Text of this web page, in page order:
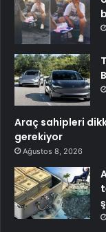
Araç sahipleri
gerekiyor
Ağustos 8, 2026